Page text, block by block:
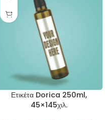
Ετικέτα Dorica 250ml,
45×145χιλ.